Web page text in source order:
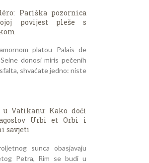
Pariška pozornica
povijest pleše s
platou Palais de
donosi miris pečenih
shvaćate jedno: niste
u Vatikanu: Kako doći
Urbi et Orbi i
savjeti
sunca obasjavaju
Petra, Rim se budi u